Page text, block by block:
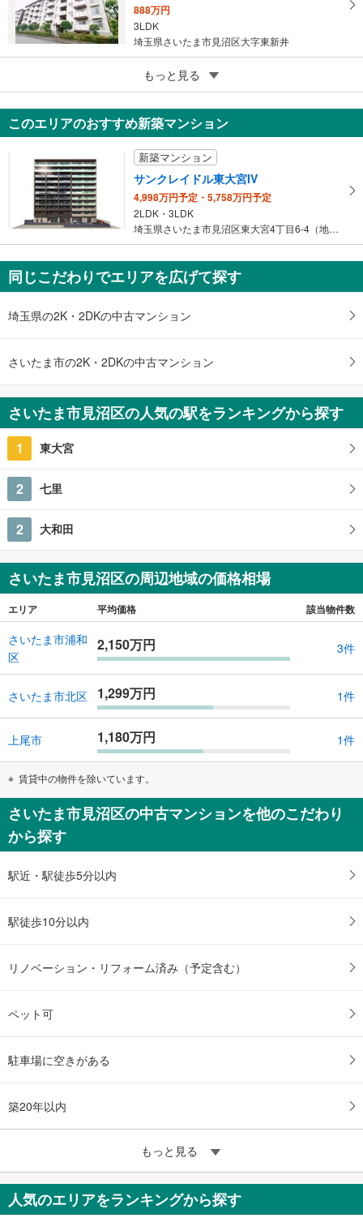
888万円
3LDK
埼玉県さいたま市見沼区大字東新井
成約でもらえる
ブルーハイツ大宮B棟
880万円
3DK
もっと見る
このエリアのおすすめ新築マンション
新築マンション
サンクレイドル東大宮IV
4,998万円予定・5,758万円予定
2LDK・3LDK
埼玉県さいたま市見沼区東大宮4丁目6-4（地番）
同じこだわりでエリアを広げて探す
埼玉県の2K・2DKの中古マンション
さいたま市の2K・2DKの中古マンション
さいたま市見沼区の人気の駅をランキングから探す
1 東大宮
2 七里
2 大和田
さいたま市見沼区の周辺地域の価格相場
エリア 平均価格 該当物件数
さいたま市浦和
区
2,150万円 3件
さいたま市北区 1,299万円 1件
上尾市 1,180万円 1件
賃貸中の物件を除いています。
さいたま市見沼区の中古マンションを他のこだわり
から探す
駅近・駅徒歩5分以内
駅徒歩10分以内
リノベーション・リフォーム済み（予定含む）
ペット可
駐車場に空きがある
築20年以内
もっと見る
人気のエリアをランキングから探す